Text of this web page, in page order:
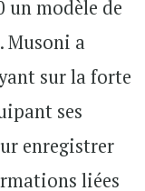
un modèle de
Musoni a
sur la forte
ses
enregistrer
liées